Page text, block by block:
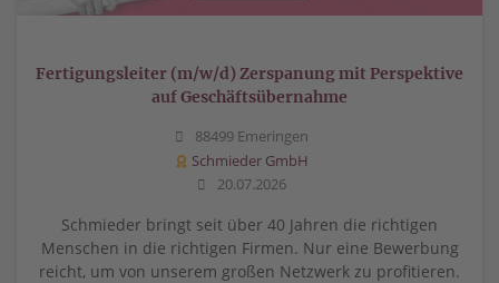
Fertigungsleiter (m/w/d) Zerspanung mit Perspektive
auf Geschäftsübernahme
88499 Emeringen
Schmieder GmbH
20.07.2026
Schmieder bringt seit über 40 Jahren die richtigen
Menschen in die richtigen Firmen. Nur eine Bewerbung
reicht, um von unserem großen Netzwerk zu profitieren.